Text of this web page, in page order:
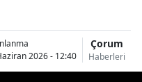
Bitlis
Bolu
2026 - 12:40
Çorum
Haberleri